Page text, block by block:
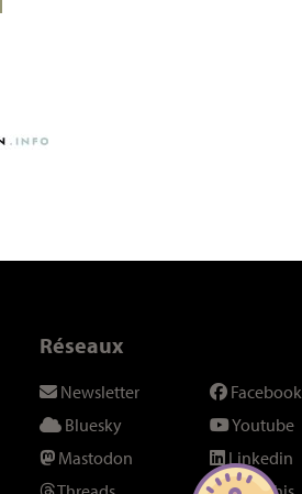
Réseaux
Newsletter
Bluesky
Mastodon
Facebook
Youtube
Linkedin